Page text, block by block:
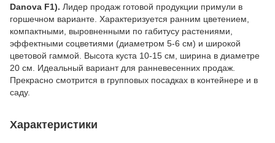
Danova F1). Лидер продаж готовой продукции примули в
горшечном варианте. Характеризуется ранним цветением,
компактными, выровненными по габитусу растениями,
эффектными соцветиями (диаметром 5-6 см) и широкой
цветовой гаммой. Высота куста 10-15 см, ширина в диаметре
20 см. Идеальный вариант для ранневесенних продаж.
Прекрасно смотрится в групповых посадках в контейнере и в
саду.
Характеристики